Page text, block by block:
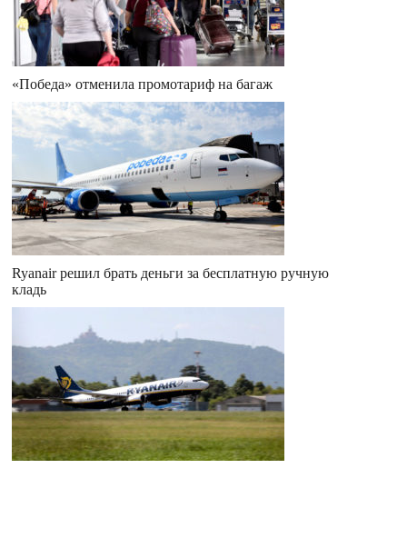
«Победа» отменила промотариф на багаж
Ryanair решил брать деньги за бесплатную ручную
кладь